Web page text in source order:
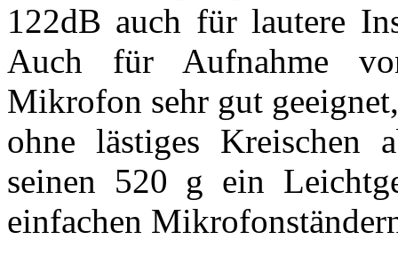
122dB auch für lautere
Auch für Aufnahme
Mikrofon sehr gut
ohne lästiges
seinen 520 g ein
einfachen